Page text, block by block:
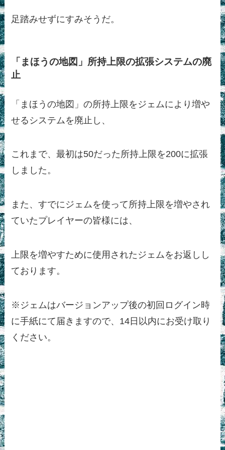
足踏みせずにすみそうだ。
「まほうの地図」所持上限の拡張システムの廃
止
「まほうの地図」の所持上限をジェムにより増や
せるシステムを廃止し、
これまで、最初は50だった所持上限を200に拡張
しました。
また、すでにジェムを使って所持上限を増やされ
ていたプレイヤーの皆様には、
上限を増やすために使用されたジェムをお返しし
ております。
※ジェムはバージョンアップ後の初回ログイン時
に手紙にて届きますので、14日以内にお受け取り
ください。